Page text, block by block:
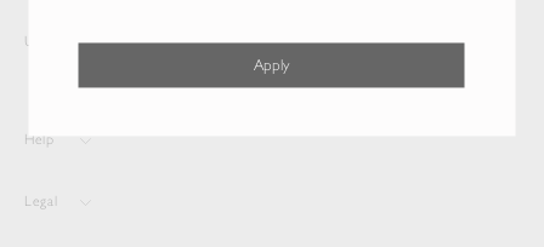
Apply
United States Japanese
Help
Legal